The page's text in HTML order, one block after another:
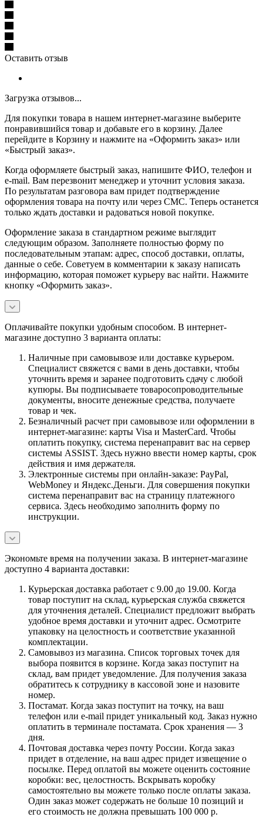
Оставить отзыв
Загрузка отзывов...
Для покупки товара в нашем интернет-магазине выберите
понравившийся товар и добавьте его в корзину. Далее
перейдите в Корзину и нажмите на «Оформить заказ» или
«Быстрый заказ».
Когда оформляете быстрый заказ, напишите ФИО, телефон и
e-mail. Вам перезвонит менеджер и уточнит условия заказа.
По результатам разговора вам придет подтверждение
оформления товара на почту или через СМС. Теперь останется
только ждать доставки и радоваться новой покупке.
Оформление заказа в стандартном режиме выглядит
следующим образом. Заполняете полностью форму по
последовательным этапам: адрес, способ доставки, оплаты,
данные о себе. Советуем в комментарии к заказу написать
информацию, которая поможет курьеру вас найти. Нажмите
кнопку «Оформить заказ».
Оплачивайте покупки удобным способом. В интернет-
магазине доступно 3 варианта оплаты:
Наличные при самовывозе или доставке курьером.
Специалист свяжется с вами в день доставки, чтобы
уточнить время и заранее подготовить сдачу с любой
купюры. Вы подписываете товаросопроводительные
документы, вносите денежные средства, получаете
товар и чек.
Безналичный расчет при самовывозе или оформлении в
интернет-магазине: карты Visa и MasterCard. Чтобы
оплатить покупку, система перенаправит вас на сервер
системы ASSIST. Здесь нужно ввести номер карты, срок
действия и имя держателя.
Электронные системы при онлайн-заказе: PayPal,
WebMoney и Яндекс.Деньги. Для совершения покупки
система перенаправит вас на страницу платежного
сервиса. Здесь необходимо заполнить форму по
инструкции.
Экономьте время на получении заказа. В интернет-магазине
доступно 4 варианта доставки:
Курьерская доставка работает с 9.00 до 19.00. Когда
товар поступит на склад, курьерская служба свяжется
для уточнения деталей. Специалист предложит выбрать
удобное время доставки и уточнит адрес. Осмотрите
упаковку на целостность и соответствие указанной
комплектации.
Самовывоз из магазина. Список торговых точек для
выбора появится в корзине. Когда заказ поступит на
склад, вам придет уведомление. Для получения заказа
обратитесь к сотруднику в кассовой зоне и назовите
номер.
Постамат. Когда заказ поступит на точку, на ваш
телефон или e-mail придет уникальный код. Заказ нужно
оплатить в терминале постамата. Срок хранения — 3
дня.
Почтовая доставка через почту России. Когда заказ
придет в отделение, на ваш адрес придет извещение о
посылке. Перед оплатой вы можете оценить состояние
коробки: вес, целостность. Вскрывать коробку
самостоятельно вы можете только после оплаты заказа.
Один заказ может содержать не больше 10 позиций и
его стоимость не должна превышать 100 000 р.